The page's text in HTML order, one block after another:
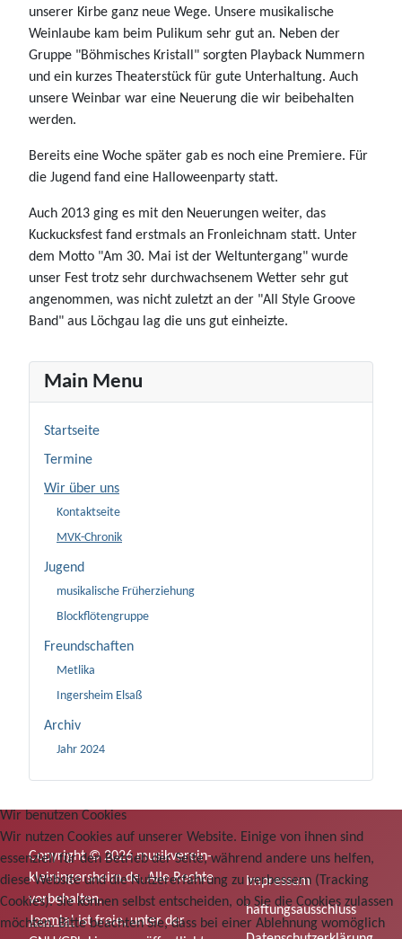
Main Menu
Startseite
Termine
Wir über uns
Kontaktseite
MVK-Chronik
Jugend
musikalische Früherziehung
Blockflötengruppe
Freundschaften
Metlika
Ingersheim Elsaß
Archiv
Jahr 2024
unserer Kirbe ganz neue Wege. Unsere musikalische
Weinlaube kam beim Pulikum sehr gut an. Neben der
Gruppe "Böhmisches Kristall" sorgten Playback Nummern
und ein kurzes Theaterstück für gute Unterhaltung. Auch
unsere Weinbar war eine Neuerung die wir beibehalten
werden.
Bereits eine Woche später gab es noch eine Premiere. Für
die Jugend fand eine Halloweenparty statt.
Auch 2013 ging es mit den Neuerungen weiter, das
Kuckucksfest fand erstmals an Fronleichnam statt. Unter
dem Motto "Am 30. Mai ist der Weltuntergang" wurde
unser Fest trotz sehr durchwachsenem Wetter sehr gut
angenommen, was nicht zuletzt an der "All Style Groove
Band" aus Löchgau lag die uns gut einheizte.
Copyright © 2026 musikverein-
kleiningersheim.de. Alle Rechte
vorbehalten.
Joomla!ist freie, unter der
Impressum
haftungsausschluss
Wir benutzen Cookies
Wir nutzen Cookies auf unserer Website. Einige von ihnen sind
essenziell für den Betrieb der Seite, während andere uns helfen,
diese Website und die Nutzererfahrung zu verbessern (Tracking
Cookies). Sie können selbst entscheiden, ob Sie die Cookies zulassen
möchten. Bitte beachten Sie, dass bei einer Ablehnung womöglich